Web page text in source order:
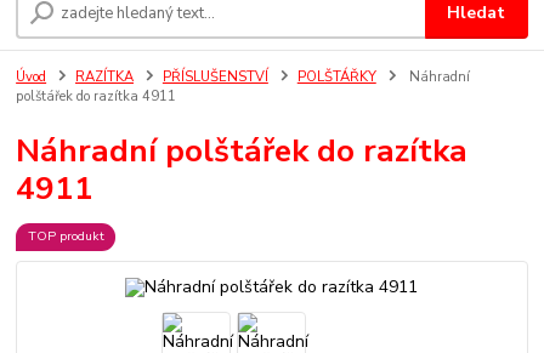
Hledat
Úvod RAZÍTKA PŘÍSLUŠENSTVÍ POLŠTÁŘKY
Náhradní
polštářek do razítka 4911
Náhradní polštářek do razítka
4911
TOP produkt